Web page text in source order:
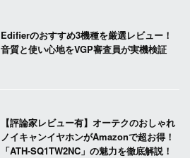
Edifierのおすすめ3機種を厳選レビュー！
音質と使い心地をVGP審査員が実機検証
【評論家レビュー有】オーテクのおしゃれ
ノイキャンイヤホンがAmazonで超お得！
「ATH-SQ1TW2NC」の魅力を徹底解説！